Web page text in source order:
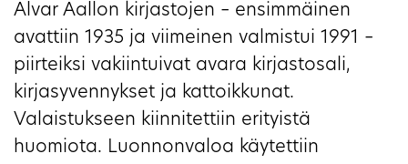
Alvar Aallon kirjastojen – ensimmäinen
avattiin 1935 ja viimeinen valmistui 1991 –
piirteiksi vakiintuivat avara kirjastosali,
kirjasyvennykset ja kattoikkunat.
Valaistukseen kiinnitettiin erityistä
huomiota. Luonnonvaloa käytettiin